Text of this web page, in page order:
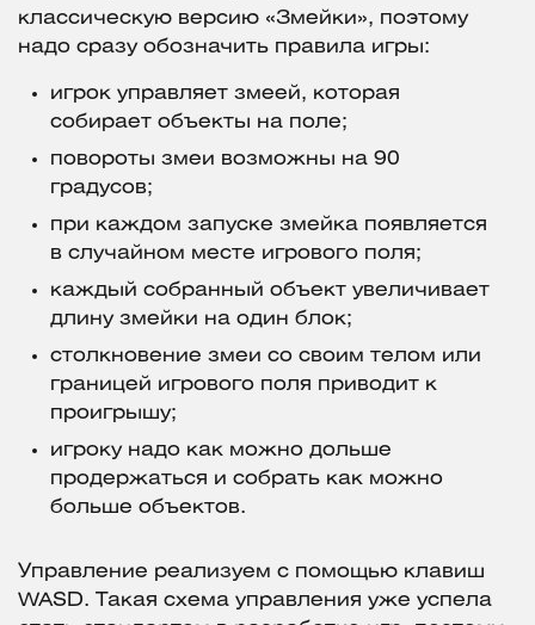
классическую версию «Змейки», поэтому
надо сразу обозначить правила игры:
игрок управляет змеей, которая
собирает объекты на поле;
повороты змеи возможны на 90
градусов;
при каждом запуске змейка появляется
в случайном месте игрового поля;
каждый собранный объект увеличивает
длину змейки на один блок;
столкновение змеи со своим телом или
границей игрового поля приводит к
проигрышу;
игроку надо как можно дольше
продержаться и собрать как можно
больше объектов.
Управление реализуем с помощью клавиш
WASD. Такая схема управления уже успела